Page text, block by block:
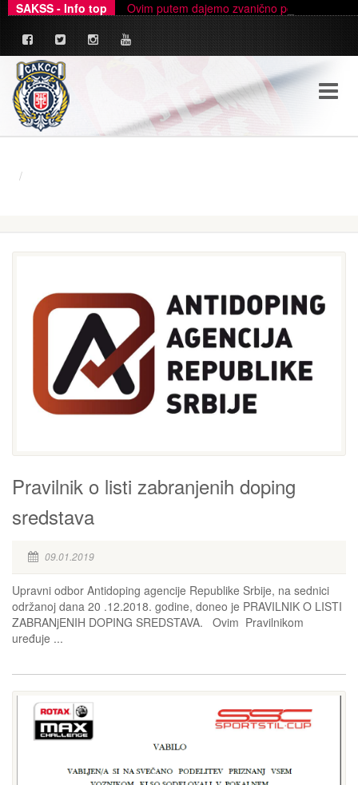
SAKSS - Info top Ovim putem dajemo zvanično pojašnjenje u
Pravilnik o listi zabranjenih doping
sredstava
09.01.2019
Upravni odbor Antidoping agencije Republike Srbije, na sednici
održanoj dana 20 .12.2018. godine, doneo je PRAVILNIK O LISTI
ZABRANjENIH DOPING SREDSTAVA. Ovim Pravilnikom
uređuje ...